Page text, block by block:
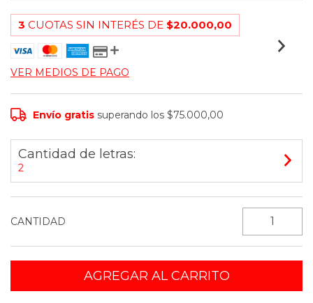
3 CUOTAS SIN INTERÉS DE $20.000,00
VER MEDIOS DE PAGO
Envío gratis superando los$75.000,00
Cantidad de letras:
2
CANTIDAD